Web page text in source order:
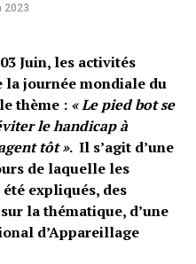
2023
Juin, les activités
journée mondiale du
thème : « Le pied bot se
le handicap à
tôt ». Il s’agit d’une
de laquelle les
expliqués, des
la thématique, d’une
d’Appareillage